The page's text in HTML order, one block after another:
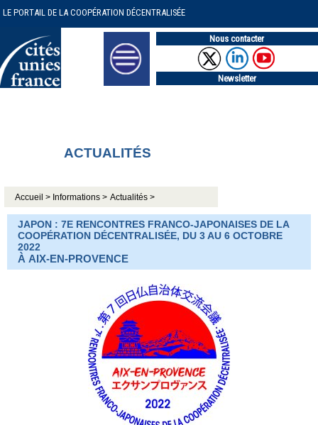
LE PORTAIL DE LA COOPÉRATION DÉCENTRALISÉE
Nous contacter
Newsletter
ACTUALITÉS
Accueil > Informations > Actualités >
JAPON : 7E RENCONTRES FRANCO-JAPONAISES DE LA
COOPÉRATION DÉCENTRALISÉE, DU 3 AU 6 OCTOBRE
2022
À AIX-EN-PROVENCE